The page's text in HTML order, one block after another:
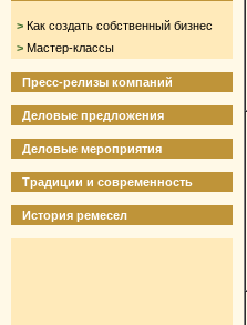
> Как создать собственный бизнес
> Мастер-классы
Пресс-релизы компаний
Деловые предложения
Деловые мероприятия
Традиции и современность
История ремесел